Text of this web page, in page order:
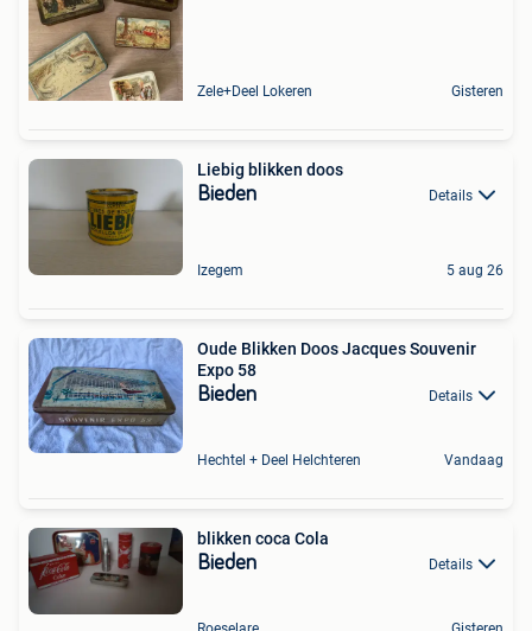
Zele+Deel Lokeren Gisteren
Liebig blikken doos
Bieden Details
Izegem 5 aug 26
Oude Blikken Doos Jacques Souvenir
Expo 58
Bieden Details
Hechtel + Deel Helchteren Vandaag
blikken coca Cola
Bieden Details